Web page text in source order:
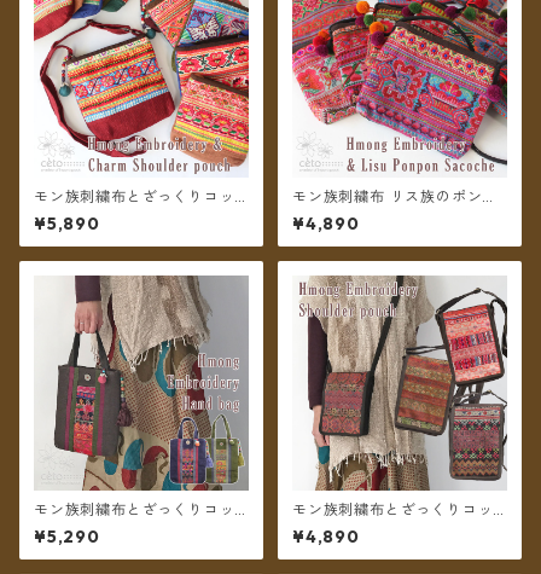
モン族刺繍布とざっくりコッ
トン ボールチャームのショル
ダーポーチ ＊メール便送料無
料＊
¥5,890
モン族刺繍布 リス族のポンポ
ンのサコッシュ ショルダーポ
ーチ ＊メール便送料無料＊
¥4,890
モン族刺繍布とざっくりコッ
トン タッセルチャームのハン
ドバッグ ＊メール便送料無料
＊
¥5,290
モン族刺繍布とざっくりコッ
トンのショルダーポーチ ＊メ
ール便送料無料＊
¥4,890